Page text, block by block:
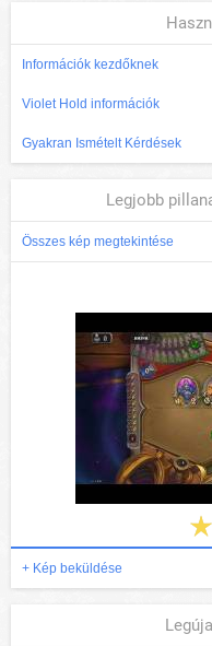
Információk kezdőknek
Violet Hold információk
Gyakran Ismételt Kérdések
Legjobb
Összes kép megtekintése
+ Kép beküldése